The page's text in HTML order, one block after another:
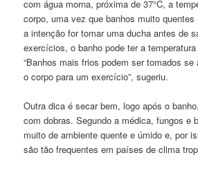
com água morna, próxima de 37°C, a
corpo, uma vez que banhos muito
a intenção for tomar uma ducha antes de
exercícios, o banho pode ter a
“Banhos mais frios podem ser tomados
o corpo para um exercício”, sugeriu.
Outra dica é secar bem, logo após o
com dobras. Segundo a médica, fungos e
muito de ambiente quente e úmido e, por
são tão frequentes em países de clima